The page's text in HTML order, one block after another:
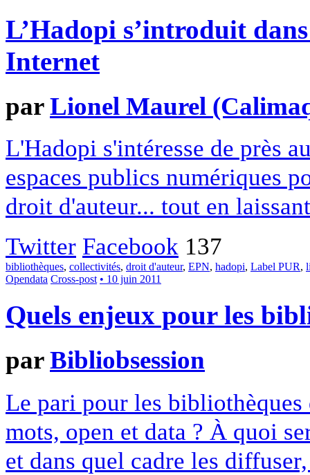
L’Hadopi s’introduit
Internet
parLionel Maurel
L'Hadopi s'intéresse de près
espaces publics numériques
droit d'auteur... tout en
Twitter Facebook 137
bibliothèques, collectivités, droit d'auteur, EPN, hadopi, Label PUR,
Opendata Cross-post • 10 juin 2011
Quels enjeux pour les
parBibliobsession
Le pari pour les
mots, open et data ? À quoi
et dans quel cadre les